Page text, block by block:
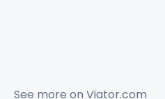
See more on Viator.com